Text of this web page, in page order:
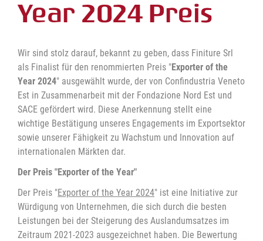
Year 2024 Preis
Wir sind stolz darauf, bekannt zu geben, dass Finiture Srl
als Finalist für den renommierten Preis "Exporter of the
Year 2024" ausgewählt wurde, der von Confindustria Veneto
Est in Zusammenarbeit mit der Fondazione Nord Est und
SACE gefördert wird. Diese Anerkennung stellt eine
wichtige Bestätigung unseres Engagements im Exportsektor
sowie unserer Fähigkeit zu Wachstum und Innovation auf
internationalen Märkten dar.
Der Preis "Exporter of the Year"
Der Preis "Exporter of the Year 2024" ist eine Initiative zur
Würdigung von Unternehmen, die sich durch die besten
Leistungen bei der Steigerung des Auslandumsatzes im
Zeitraum 2021-2023 ausgezeichnet haben. Die Bewertung